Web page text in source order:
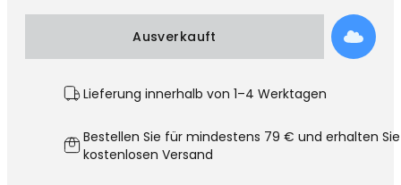
Ausverkauft
Lieferung innerhalb von 1–4 Werktagen
Bestellen Sie für mindestens 79 € und erhalten Sie
kostenlosen Versand